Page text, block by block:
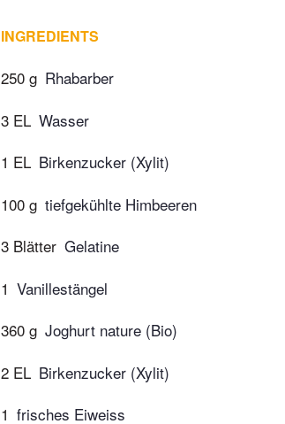
INGREDIENTS
250 g Rhabarber
3 EL Wasser
1 EL Birkenzucker (Xylit)
100 g tiefgekühlte Himbeeren
3 Blätter Gelatine
1 Vanillestängel
360 g Joghurt nature (Bio)
2 EL Birkenzucker (Xylit)
1 frisches Eiweiss